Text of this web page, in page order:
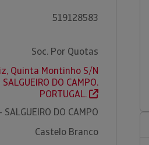
519128583
Soc. Por Quotas
Quinta Montinho S/N
DO CAMPO.
PORTUGAL.
DO CAMPO
Castelo Branco